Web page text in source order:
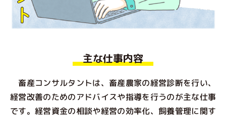
主な仕事内容
畜産コンサルタントは、畜産農家の経営診断を行い、
経営改善のためのアドバイスや指導を行うのが主な仕事
です。経営資金の相談や経営の効率化、飼養管理に関す